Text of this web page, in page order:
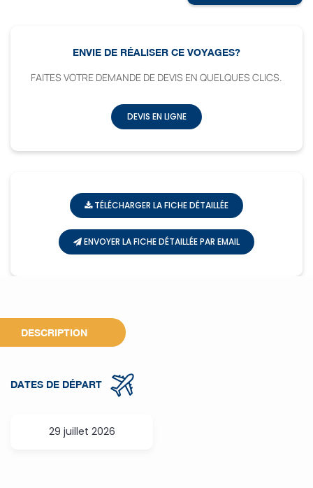
ENVIE DE RÉALISER CE VOYAGES?
FAITES VOTRE DEMANDE DE DEVIS EN QUELQUES CLICS.
DEVIS EN LIGNE
TÉLÉCHARGER LA FICHE DÉTAILLÉE
ENVOYER LA FICHE DÉTAILLÉE PAR EMAIL
DESCRIPTION
DATES DE DÉPART
29 juillet 2026